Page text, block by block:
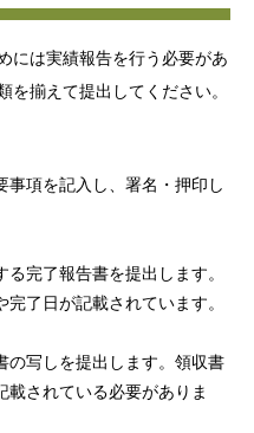
には実績報告を行う必要があ
を揃えて提出してください。
事項を記入し、署名・押印し
完了報告書を提出します。
了日が記載されています。
の写しを提出します。領収書
載されている必要がありま